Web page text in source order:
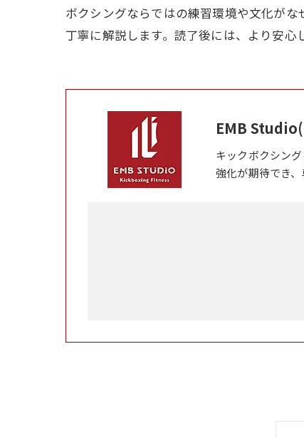
ボクシングならではの練習環境や文化が
丁寧に解説します。読了後には、より安心
EMB
キックボクシン
強化が期待でき